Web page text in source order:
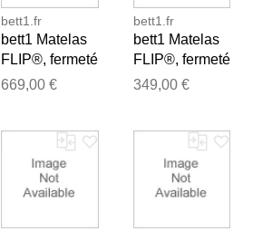
bett1.fr
bett1 Matelas
FLIP®, fermeté
moyenne (H3),
669,00 €
bett1.fr
bett1 Matelas
FLIP®, fermeté
moyenne (H3),
349,00 €
Merci pour votre avis
Notre équipe va maintenant
examiner vos commentaires